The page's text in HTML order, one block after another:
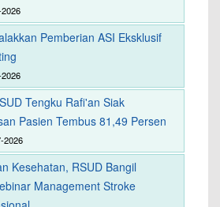
Pemberian ASI Eksklusif
Tengku Rafi'an Siak
Pasien Tembus 81,49 Persen
2026
Kesehatan, RSUD Bangil
Management Stroke